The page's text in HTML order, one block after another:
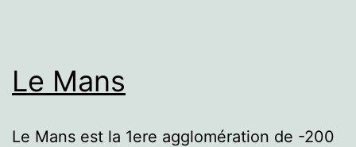
Le Mans
Le Mans est la 1ere agglomération de -200